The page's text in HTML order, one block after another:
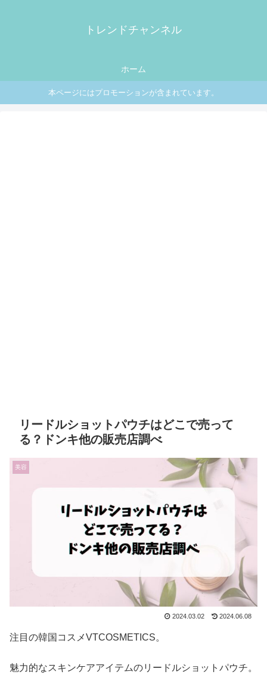
トレンドチャンネル
ホーム
本ページにはプロモーションが含まれています。
リードルショットパウチはどこで売って
る？ドンキ他の販売店調べ
美容
2024.03.02 2024.06.08
注目の韓国コスメVTCOSMETICS。
魅力的なスキンケアアイテムのリードルショットパウチ。